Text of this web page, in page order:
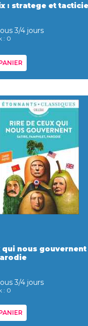
: stratege et
3/4 jours
: 0
qui nous
3/4 jours
: 0